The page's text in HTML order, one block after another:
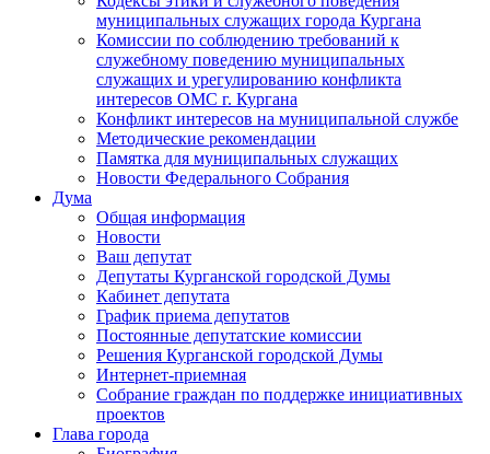
муниципальных служащих города Кургана
Комиссии по соблюдению требований к
служебному поведению муниципальных
служащих и урегулированию конфликта
интересов ОМС г. Кургана
Конфликт интересов на муниципальной службе
Методические рекомендации
Памятка для муниципальных служащих
Новости Федерального Cобрания
Дума
Общая информация
Новости
Ваш депутат
Депутаты Курганской городской Думы
Кабинет депутата
График приема депутатов
Постоянные депутатские комиссии
Решения Курганской городской Думы
Интернет-приемная
Собрание граждан по поддержке инициативных
проектов
Глава города